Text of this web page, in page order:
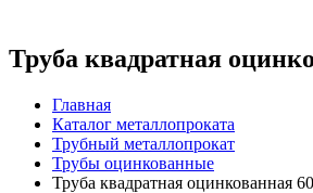
Труба квадратная
Главная
Каталог металлопроката
Трубный металлопрокат
Трубы оцинкованные
Труба квадратная оцинкованная